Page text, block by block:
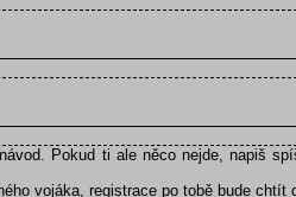
Pokud ti ale něco nejde, napiš
vojáka, registrace po tobě bude